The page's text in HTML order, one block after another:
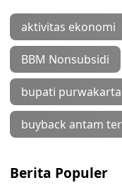
aktivitas ekonomi
BBM Nonsubsidi
bupati purwakarta
buyback antam
Berita Populer